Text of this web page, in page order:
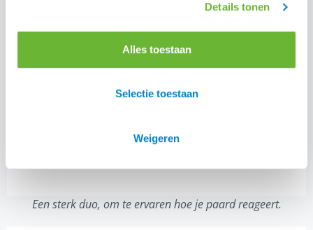
Details tonen
Alles toestaan
Selectie toestaan
Weigeren
Een sterk duo, om te ervaren hoe je paard reageert.